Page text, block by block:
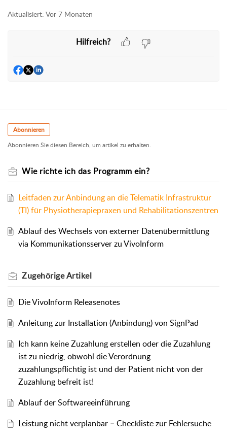
Aktualisiert: Vor 7 Monaten
Hilfreich?
Abonnieren
Abonnieren Sie diesen Bereich, um artikel zu erhalten.
Wie richte ich das Programm ein?
Leitfaden zur Anbindung an die Telematik Infrastruktur
(TI) für Physiotherapiepraxen und Rehabilitationszentren
Ablauf des Wechsels von externer Datenübermittlung
via Kommunikationsserver zu VivoInform
ZugehörigeArtikel
Die VivoInform Releasenotes
Anleitung zur Installation (Anbindung) von SignPad
Ich kann keine Zuzahlung erstellen oder die Zuzahlung
ist zu niedrig, obwohl die Verordnung
zuzahlungspflichtig ist und der Patient nicht von der
Zuzahlung befreit ist!
Ablauf der Softwareeinführung
Leistung nicht verplanbar – Checkliste zur Fehlersuche